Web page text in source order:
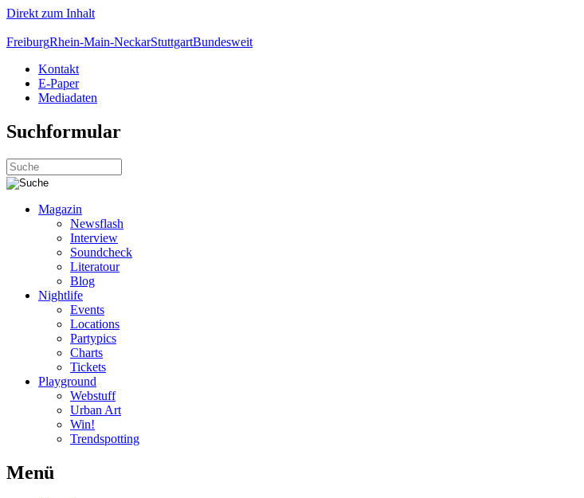
Direkt zum Inhalt
FreiburgRhein-Main-NeckarStuttgartBundesweit
Kontakt
E-Paper
Mediadaten
Suchformular
Magazin
Newsflash
Interview
Soundcheck
Literatour
Blog
Nightlife
Events
Locations
Partypics
Charts
Tickets
Playground
Webstuff
Urban Art
Win!
Trendspotting
Menü